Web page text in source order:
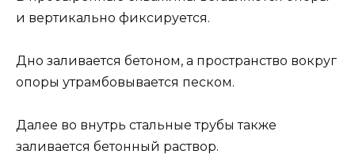
и вертикально фиксируется.
Дно заливается бетоном, а пространство вокруг
опоры утрамбовывается песком.
Далее во внутрь стальные трубы также
заливается бетонный раствор.